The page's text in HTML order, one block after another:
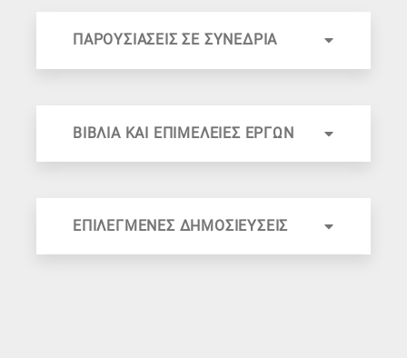
ΠΑΡΟΥΣΙΑΣΕΙΣ ΣΕ ΣΥΝΕΔΡΙΑ
ΒΙΒΛΙΑ ΚΑΙ ΕΠΙΜΕΛΕΙΕΣ ΕΡΓΩΝ
ΕΠΙΛΕΓΜΕΝΕΣ ΔΗΜΟΣΙΕΥΣΕΙΣ